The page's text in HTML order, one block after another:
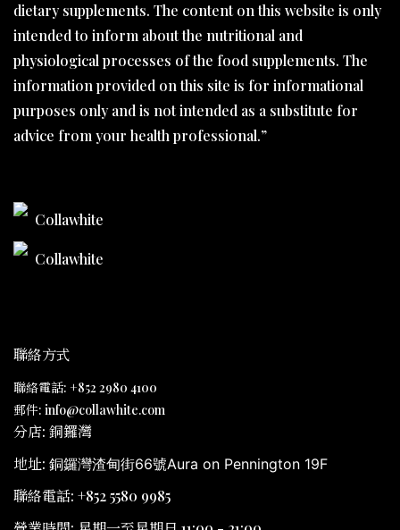
dietary supplements. The content on this website is only
intended to inform about the nutritional and
physiological processes of the food supplements. The
information provided on this site is for informational
purposes only and is not intended as a substitute for
advice from your health professional.”
Collawhite
Collawhite
聯絡方式
聯絡電話: +852 2980 4100
郵件: info@collawhite.com
分店: 銅鑼灣
地址: 銅鑼灣渣甸街66號Aura on Pennington 19F
聯絡電話: +852 5580 9985